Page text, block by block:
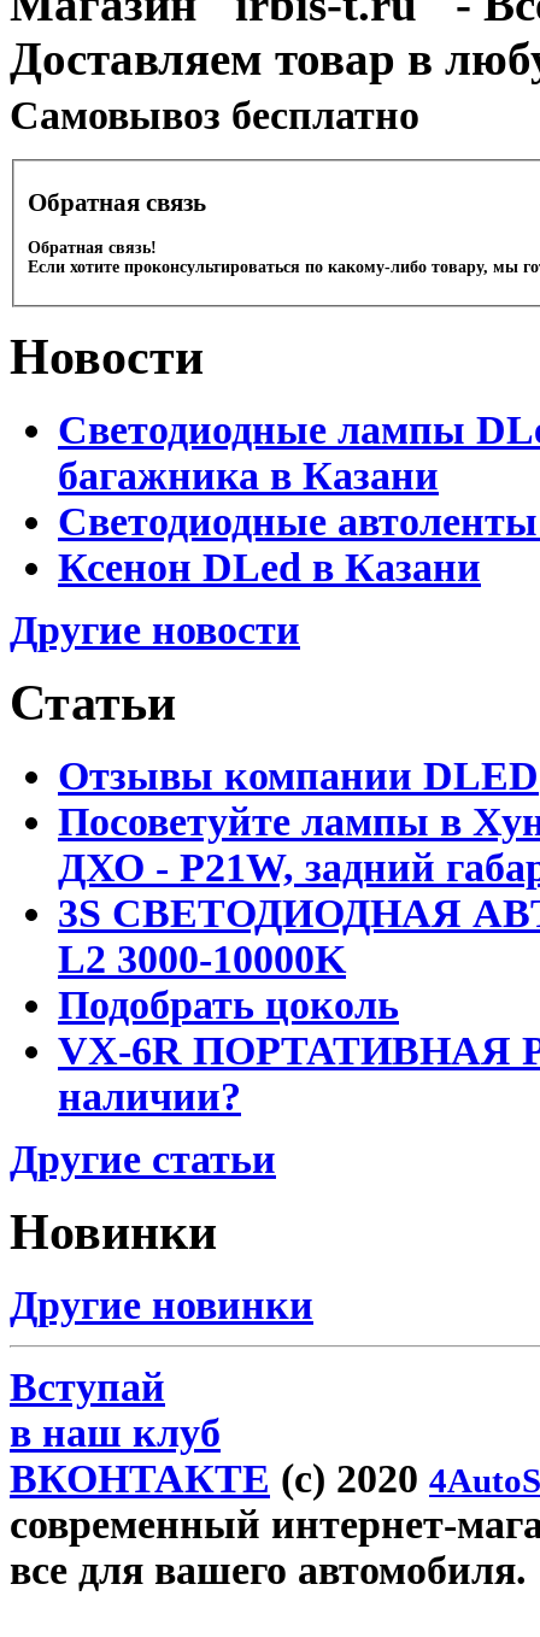
Доставляем товар в
Cамовывоз бесплатно
Обратная связь
Обратная связь!
Если хотите проконсультироваться по какому-либо товару, мы
Новости
Светодиодные лампы
багажника в Казани
Светодиодные
Ксенон DLed в Казани
Другие новости
Статьи
Отзывы компании DLED
Посоветуйте лампы в
ДХО - P21W, задний
3S СВЕТОДИОДНАЯ
L2 3000-10000K
Подобрать цоколь
VX-6R ПОРТАТИВНАЯ
наличии?
Другие статьи
Новинки
Другие новинки
Вступай
в наш клуб
ВКОНТАКТЕ (c) 2020
современный интернет-
все для вашего автомобиля.